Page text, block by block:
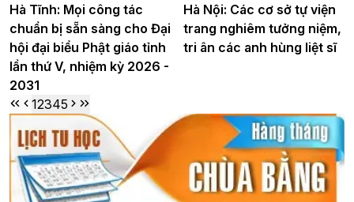
Hà Tĩnh: Mọi công tác
chuẩn bị sẵn sàng cho Đại
hội đại biểu Phật giáo tỉnh
lần thứ V, nhiệm kỳ 2026 -
2031
Hà Nội: Các cơ sở tự viện
trang nghiêm tưởng niệm,
tri ân các anh hùng liệt sĩ
12345